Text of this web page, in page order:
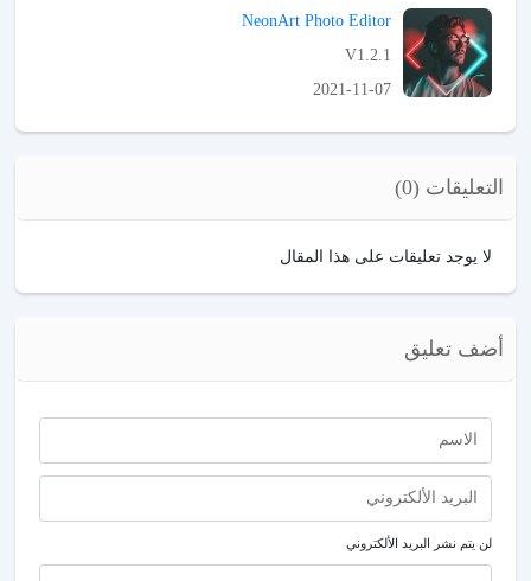
NeonArt Photo Editor
V1.2.1
2021-11-07
التعليقات (0)
لا يوجد تعليقات على هذا المقال
أضف تعليق
لن يتم نشر البريد الألكتروني